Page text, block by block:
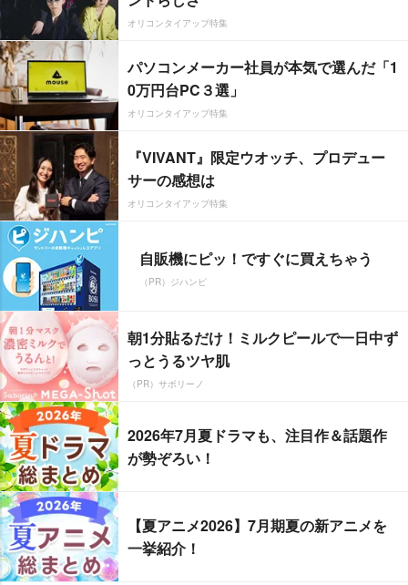
オリコンタイアップ特集
パソコンメーカー社員が本気で選んだ「1
0万円台PC３選」
オリコンタイアップ特集
『VIVANT』限定ウオッチ、プロデュー
サーの感想は
オリコンタイアップ特集
自販機にピッ！ですぐに買えちゃう
（PR）ジハンピ
朝1分貼るだけ！ミルクピールで一日中ず
っとうるツヤ肌
（PR）サボリーノ
2026年7月夏ドラマも、注目作＆話題作
が勢ぞろい！
【夏アニメ2026】7月期夏の新アニメを
一挙紹介！